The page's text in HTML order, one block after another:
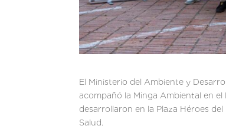
El Ministerio del Ambiente y
acompañó la Minga Ambiental en
desarrollaron en la Plaza Héroes
Salud.